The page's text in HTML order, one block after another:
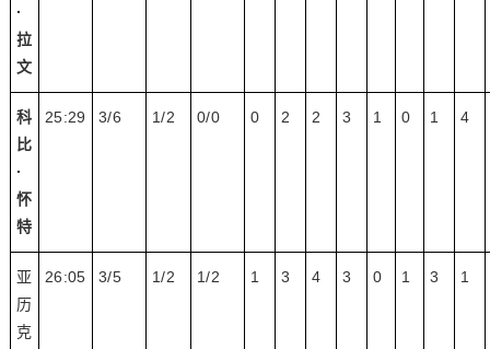
·
拉
文
科
比
·
怀
特
25:29 3/6 1/2 0/0 0 2 2 3 1 0 1 4
亚
历
克
26:05 3/5 1/2 1/2 1 3 4 3 0 1 3 1